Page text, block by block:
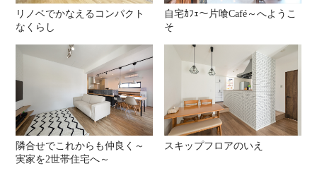
リノベでかなえるコンパクト
なくらし
自宅ｶﾌｪ～片喰Café～へようこ
そ
隣合せでこれからも仲良く～
実家を2世帯住宅へ～
スキップフロアのいえ